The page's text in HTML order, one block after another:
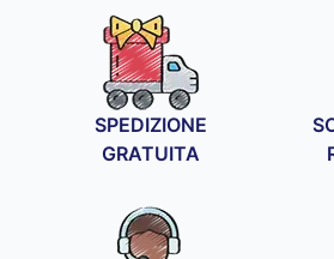
SPEDIZIONE
GRATUITA